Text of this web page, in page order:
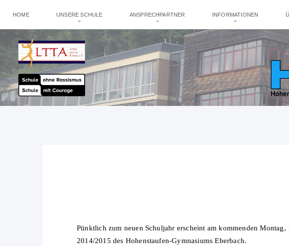
HOME UNSERE SCHULE ANSPRECHPARTNER INFORMATIONEN
Pünktlich zum neuen Schuljahr erscheint am kommenden Montag,
2014/2015 des Hohenstaufen-Gymnasiums Eberbach.